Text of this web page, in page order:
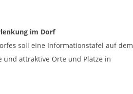
im Dorf
soll eine Informationstafel auf dem
und attraktive Orte und Plätze in